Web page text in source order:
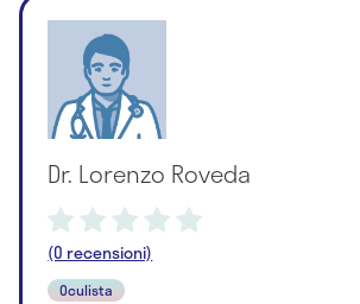
Dr. Lorenzo Roveda
(0 recensioni)
Oculista